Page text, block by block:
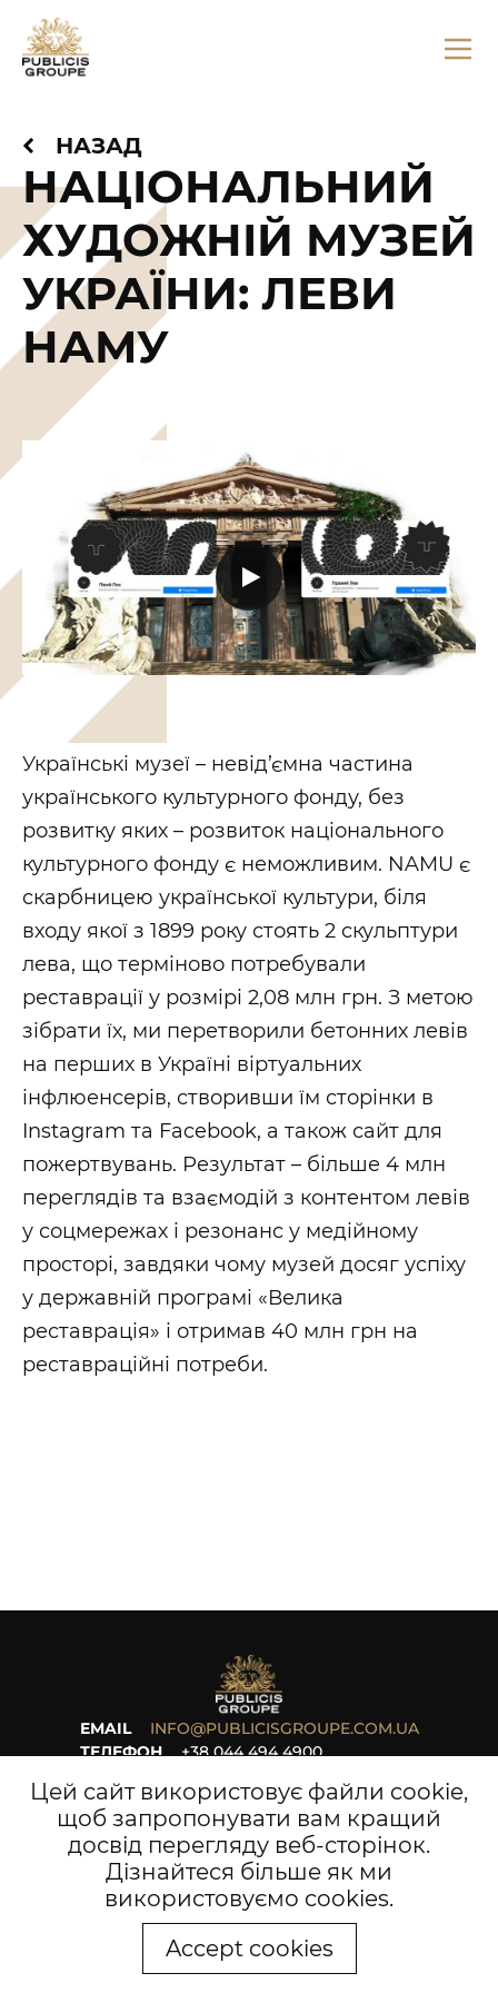
НАЗАД
НАЦІОНАЛЬНИЙ
ХУДОЖНІЙ МУЗЕЙ
УКРАЇНИ: ЛЕВИ
НАМУ
Українські музеї – невід’ємна частина
українського культурного фонду, без
розвитку яких – розвиток національного
культурного фонду є неможливим. NAMU є
скарбницею української культури, біля
входу якої з 1899 року стоять 2 скульптури
лева, що терміново потребували
реставрації у розмірі 2,08 млн грн. З метою
зібрати їх, ми перетворили бетонних левів
на перших в Україні віртуальних
інфлюенсерів, створивши їм сторінки в
Instagram та Facebook, а також сайт для
пожертвувань. Результат – більше 4 млн
переглядів та взаємодій з контентом левів
у соцмережах і резонанс у медійному
просторі, завдяки чому музей досяг успіху
у державній програмі «Велика
реставрація» і отримав 40 млн грн на
реставраційні потреби.
Цей сайт використовує файли cookie,
щоб запропонувати вам кращий
досвід перегляду веб-сторінок.
Дізнайтеся більше як ми
використовуємо cookies.
Accept cookies
EMAIL
INFO@PUBLICISGROUPE.COM.UA
ТЕЛЕФОН
+38 044 494 4900
КЕРІВНИЦТВО
ПРОЄКТИ
КАР’ЄРА
ДОКУМЕНТИ